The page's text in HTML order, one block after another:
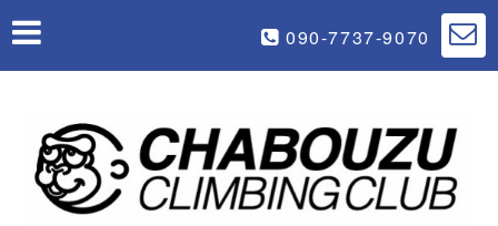
090-7737-9070